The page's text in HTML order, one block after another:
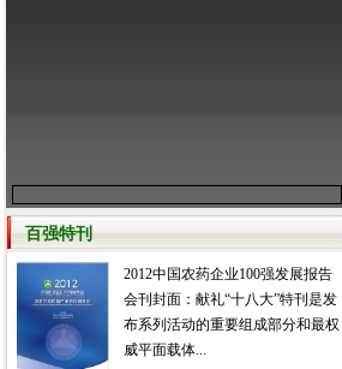
百强特刊
2012中国农药企业100强发展报告
会刊封面：献礼“十八大”特刊是发
布系列活动的重要组成部分和最权
威平面载体...